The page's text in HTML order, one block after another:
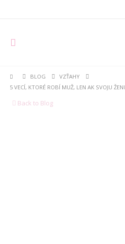
BLOG
VZŤAHY
5 VECÍ, KTORÉ ROBÍ MUŽ, LEN AK SVOJU
Back to Blog